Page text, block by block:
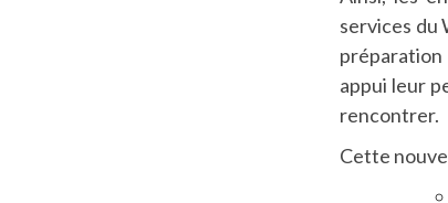
services du
appui leur
rencontrer.
Cette